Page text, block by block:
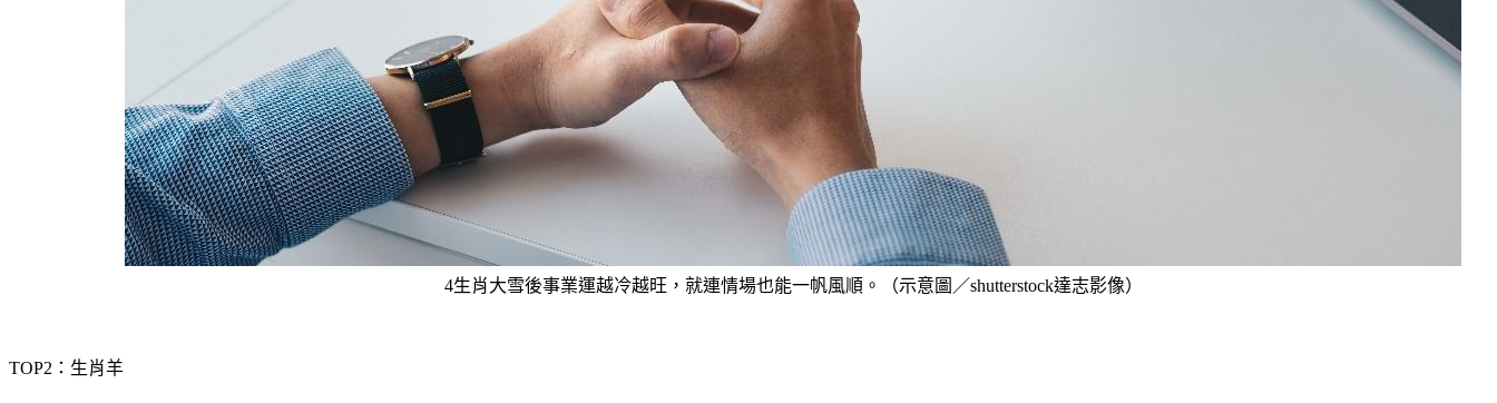
4生肖大雪後事業運越冷越旺，就連情場也能一帆風順。（示意圖／shutterstock達志影像）
TOP2：生肖羊